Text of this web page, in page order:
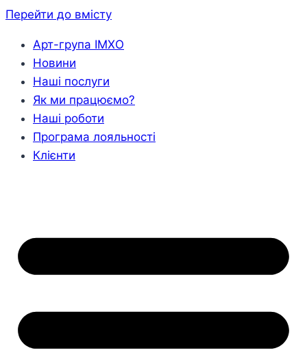
Перейти до вмісту
Арт-група ІМХО
Новини
Наші послуги
Як ми працюємо?
Наші роботи
Програма лояльності
Клієнти